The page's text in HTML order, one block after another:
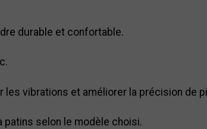
durable et confortable.
les vibrations et améliorer la précision de
patins selon le modèle choisi.